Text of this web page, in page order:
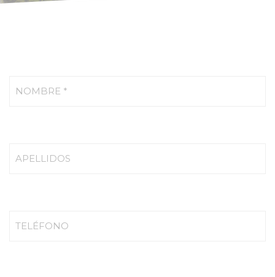
NOMBRE *
APELLIDOS
TELÉFONO